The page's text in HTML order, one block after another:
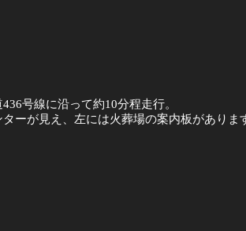
号線に沿って約10分程走行。
ーが見え、左には火葬場の案内板がありま